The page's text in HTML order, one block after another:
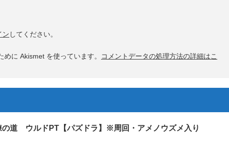
ン してください。
に Akismet を使っています。
コメントデータの処理方法の詳細はこ
の道 ウルドPT【パズドラ】※周回・アメノウズメ入り